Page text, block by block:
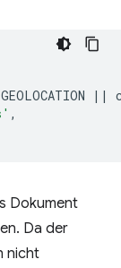
GEOLOCATION ||
,
Dokument
Da der
nicht